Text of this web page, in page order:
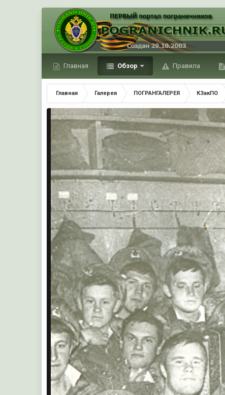
Главная Обзор Правила
Главная Галерея ПОГРАНГАЛЕРЕЯ КЗакПО